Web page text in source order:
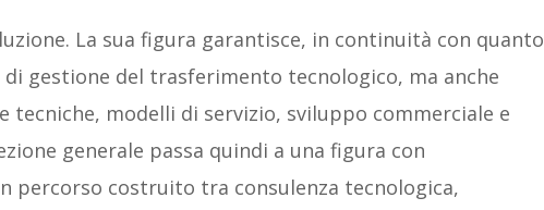
La sua figura garantisce, in continuità con quanto
gestione del trasferimento tecnologico, ma anche
tecniche, modelli di servizio, sviluppo commerciale e
generale passa quindi a una figura con
percorso costruito tra consulenza tecnologica,